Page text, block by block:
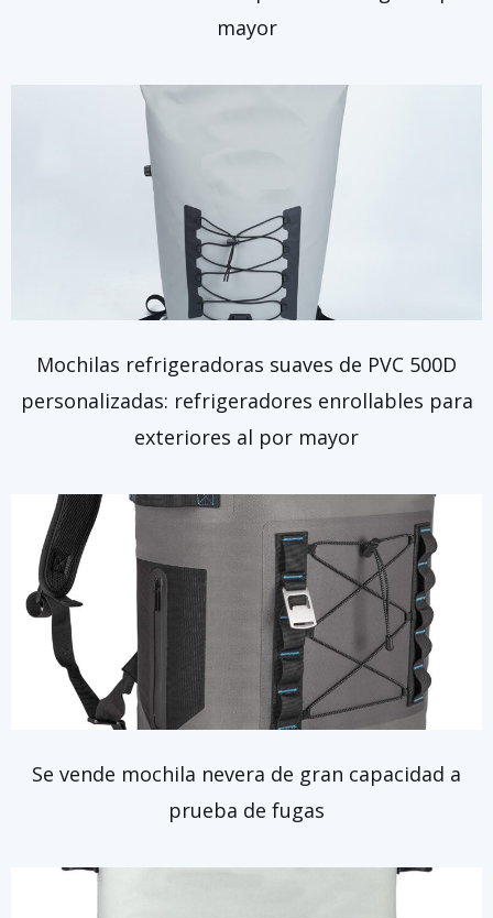
mayor
Mochilas refrigeradoras suaves de PVC 500D
personalizadas: refrigeradores enrollables para
exteriores al por mayor
Se vende mochila nevera de gran capacidad a
prueba de fugas